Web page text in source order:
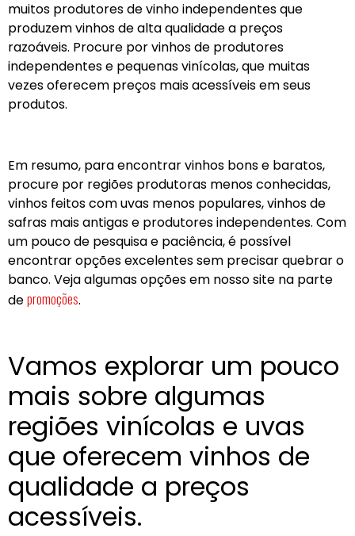
muitos produtores de vinho independentes que
produzem vinhos de alta qualidade a preços
razoáveis. Procure por vinhos de produtores
independentes e pequenas vinícolas, que muitas
vezes oferecem preços mais acessíveis em seus
produtos.
Em resumo, para encontrar vinhos bons e baratos,
procure por regiões produtoras menos conhecidas,
vinhos feitos com uvas menos populares, vinhos de
safras mais antigas e produtores independentes. Com
um pouco de pesquisa e paciência, é possível
encontrar opções excelentes sem precisar quebrar o
banco. Veja algumas opções em nosso site na parte
depromoções.
Vamos explorar um pouco
mais sobre algumas
regiões vinícolas e uvas
que oferecem vinhos de
qualidade a preços
acessíveis.